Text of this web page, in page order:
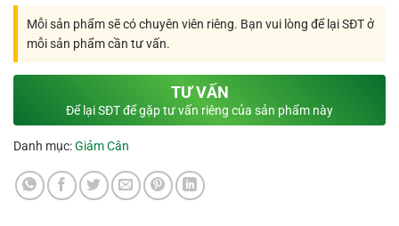
Mỗi sản phẩm sẽ có chuyên viên riêng. Bạn vui lòng để lại SĐT ở
mỗi sản phẩm cần tư vấn.
TƯ VẤN
Để lại SĐT để gặp tư vấn riêng của sản phẩm này
Danh mục:Giảm Cân